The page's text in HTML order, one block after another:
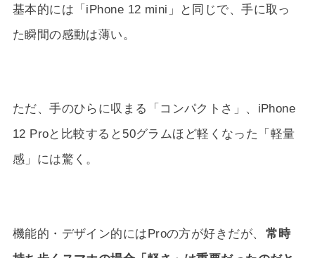
基本的には「iPhone 12 mini」と同じで、手に取っ
た瞬間の感動は薄い。
ただ、手のひらに収まる「コンパクトさ」、iPhone
12 Proと比較すると50グラムほど軽くなった「軽量
感」には驚く。
機能的・デザイン的にはProの方が好きだが、 常時